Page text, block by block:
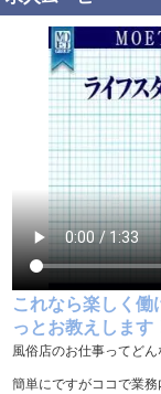
未経験可
シニア歓迎
大学生歓迎
履歴書不要
車･バイク通
入社祝い金支
在宅ワーク
送迎車持込禁
残業代支給
これなら楽しく働
っとお教えします
風俗店のお仕事ってど
簡単にですがココで業